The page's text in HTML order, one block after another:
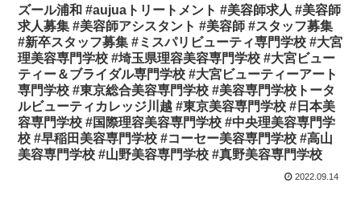
ズール浦和 #aujuaトリートメント #美容師求人 #美容師
求人募集 #美容師アシスタント #美容師 #スタッフ募集
#新卒スタッフ募集 #ミスパリビューティ専門学校 #大宮
理美容専門学校 #埼玉県理容美容専門学校 #大宮ビュー
ティー＆ブライダル専門学校 #大宮ビューティーアート
専門学校 #東京総合美容専門学校 #美容専門学校トータ
ルビューティカレッジ川越 #東京美容専門学校 #日本美
容専門学校 #国際理容美容専門学校 #中央理美容専門学
校 #早稲田美容専門学校 #コーセー美容専門学校 #高山
美容専門学校 #山野美容専門学校 #真野美容専門学校
2022.09.14